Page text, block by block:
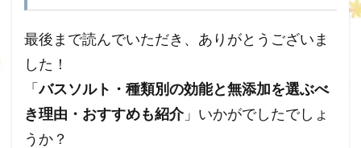
最後まで読んでいただき、ありがとうございま
した！
「バスソルト・種類別の効能と無添加を選ぶべ
き理由・おすすめも紹介」いかがでしたでしょ
うか？